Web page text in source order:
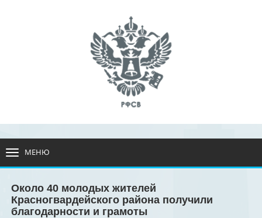
МЕНЮ
Около 40 молодых жителей
Красногвардейского района получили
благодарности и грамоты